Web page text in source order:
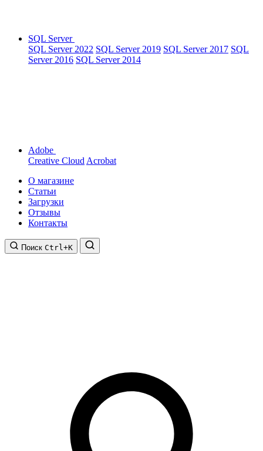
SQL Server
SQL Server 2022 SQL Server 2019 SQL Server 2017 SQL
Server 2016 SQL Server 2014
Adobe
Creative Cloud Acrobat
О магазине
Статьи
Загрузки
Отзывы
Контакты
Поиск Ctrl+K